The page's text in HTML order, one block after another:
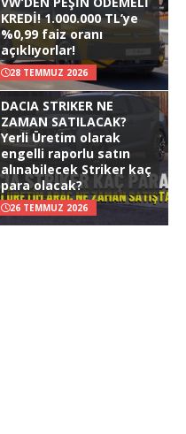
KREDİ! 1.000.000 TL’ye
%0,99 faiz oranı
açıklıyorlar!
28 TEMMUZ 2026
DACIA STRIKER NE
ZAMAN SATILACAK?
Yerli Üretim olarak
engelli raporlu satın
alınabilecek Striker kaç
para olacak?
26 TEMMUZ 2026